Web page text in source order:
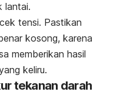
lantai.
tensi. Pastikan
kosong, karena
memberikan hasil
keliru.
tekanan darah